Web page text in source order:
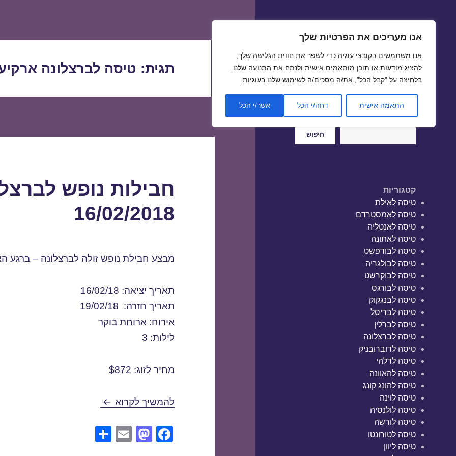
אנו מעריכים את הפרטיות שלך
אנו משתמשים בקובצי עוגיה כדי לשפר את חווית הגלישה שלך,
להציג מודעות או תוכן מותאמים אישית ולנתח את התנועה שלנו.
בלחיצה על "קבל הכל", את/ה מסכים/ה לשימוש שלנו בעוגיות.
התאמה אישית דחה/י הכל אשר/י הכל
טיסה זולה | טיסות זולות
חיפוש
חיפוש
קטגוריות
טיסה לאילת
טיסה לאמסטרדם
טיסה לאנטליה
טיסה לאתונה
טיסה לבודפשט
טיסה לבולגריה
טיסה לבוקרשט
טיסה לבורגס
טיסה לבנגקוק
טיסה לבריסל
טיסה לברלין
טיסה לברצלונה
טיסה לדוברובניק
טיסה לדלהי
טיסה להאוונה
טיסה להונג קונג
טיסה לוינה
טיסה לולנסיה
טיסה לורשה
טיסה לטורונטו
טיסה ליוון
תגית: טיסה לברצלונה
חבילות נופש
16/02/2018
מבצע חבילת נופש זולה לברצלונה – ברגע
תאריך יציאה: 16/02/18
תאריך חזרה: 19/02/18
אירוח: ארוחת בוקר
לילות: 3
מחיר לזוג: $872
להמשיך לקרוא חבילות נופש לברצלונה בפברואר 16/
F
M
E